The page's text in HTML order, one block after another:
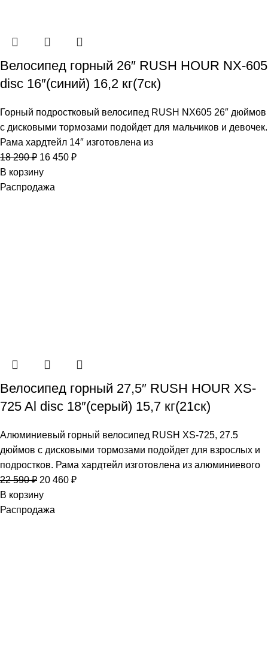
Велосипед горный 26″ RUSH HOUR NX-605
disc 16″(синий) 16,2 кг(7ск)
Горный подростковый велосипед RUSH NX605 26″ дюймов
с дисковыми тормозами подойдет для мальчиков и девочек.
Рама хардтейл 14″ изготовлена из
18 290₽ 16 450 ₽
В корзину
Распродажа
Велосипед горный 27,5″ RUSH HOUR XS-
725 Al disc 18″(серый) 15,7 кг(21ск)
Алюминиевый горный велосипед RUSH XS-725, 27.5
дюймов с дисковыми тормозами подойдет для взрослых и
подростков. Рама хардтейл изготовлена из алюминиевого
22 590₽ 20 460 ₽
В корзину
Распродажа